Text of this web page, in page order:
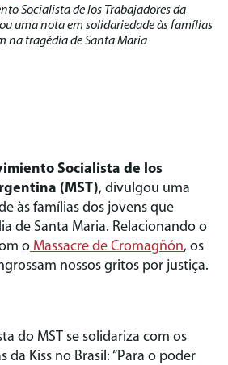
Socialista de los Trabajadores da
uma nota em solidariedade às famílias
na tragédia de Santa Maria
Socialista de los
(MST), divulgou uma
às famílias dos jovens que
de Santa Maria. Relacionando o
o Massacre de Cromagñón, os
nossos gritos por justiça.
do MST se solidariza com os
da Kiss no Brasil: “Para o poder